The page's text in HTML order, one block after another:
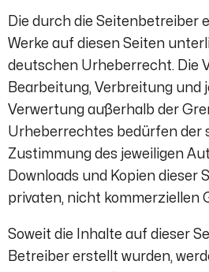
Die durch die Seitenbetreiber
Werke auf diesen Seiten
deutschen Urheberrecht. Die
Bearbeitung, Verbreitung und
Verwertung außerhalb der
Urheberrechtes bedürfen der
Zustimmung des jeweiligen
Downloads und Kopien dieser
privaten, nicht kommerziellen
Soweit die Inhalte auf dieser
Betreiber erstellt wurden,